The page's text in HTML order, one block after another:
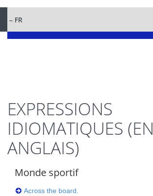
EXPRESSIONS
IDIOMATIQUES (EN
ANGLAIS)
Monde sportif
Across the board.